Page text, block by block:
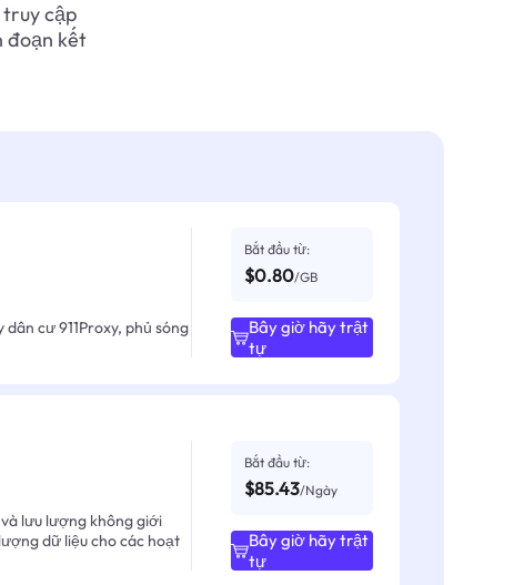
truy cập
đoạn kết
cư 911Proxy, phủ sóng
Bắt đầu từ:
$0.80/GB
Bây giờ hãy trật
tự
lưu lượng không giới
dữ liệu cho các hoạt
Bắt đầu từ:
$85.43/Ngày
Bây giờ hãy trật
tự